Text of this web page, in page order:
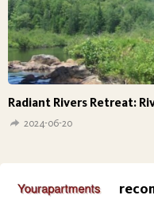
Radiant Rivers Retreat:
2024-06-20